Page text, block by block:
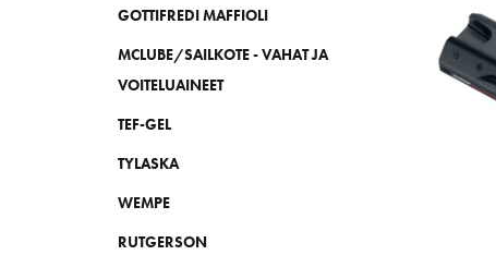
GOTTIFREDI MAFFIOLI
MCLUBE/SAILKOTE - VAHAT JA
VOITELUAINEET
TEF-GEL
TYLASKA
WEMPE
RUTGERSON